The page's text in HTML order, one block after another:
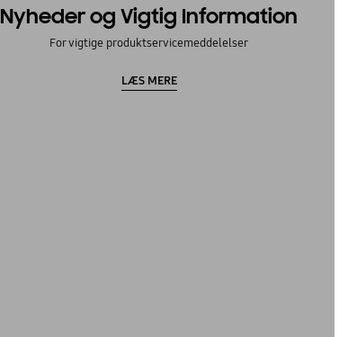
Nyheder og Vigtig Information
For vigtige produktservicemeddelelser
LÆS MERE